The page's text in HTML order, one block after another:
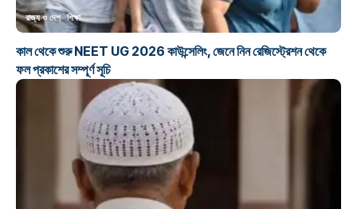
রাজ্য ও দেশ শিক্ষা
কাল থেকে শুরু NEET UG 2026 কাউন্সেলিং, জেনে নিন রেজিস্ট্রেশন থেকে
ফল প্রকাশের সম্পূর্ণ সূচি